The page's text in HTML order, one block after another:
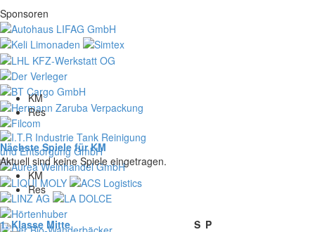
Sponsoren
KM
Res
Nächste Spiele für KM
Aktuell sind keine Spiele eingetragen.
KM
Res
1. Klasse Mitte S P